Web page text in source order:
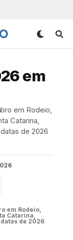
em
em Rodeio,
Catarina,
de 2026
em Rodeio,
Catarina,
de 2026